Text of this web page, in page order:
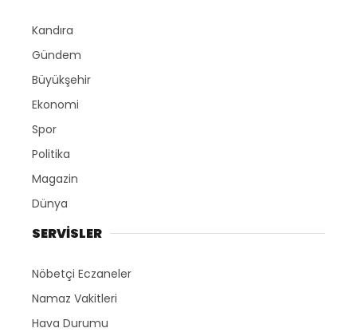
Kandıra
Gündem
Büyükşehir
Ekonomi
Spor
Politika
Magazin
Dünya
SERVİSLER
Nöbetçi Eczaneler
Namaz Vakitleri
Hava Durumu